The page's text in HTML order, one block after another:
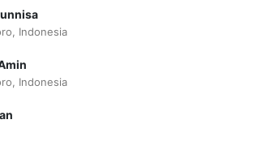
Indonesia
Indonesia